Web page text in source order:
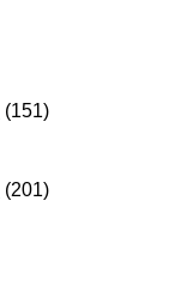
(151)
(201)